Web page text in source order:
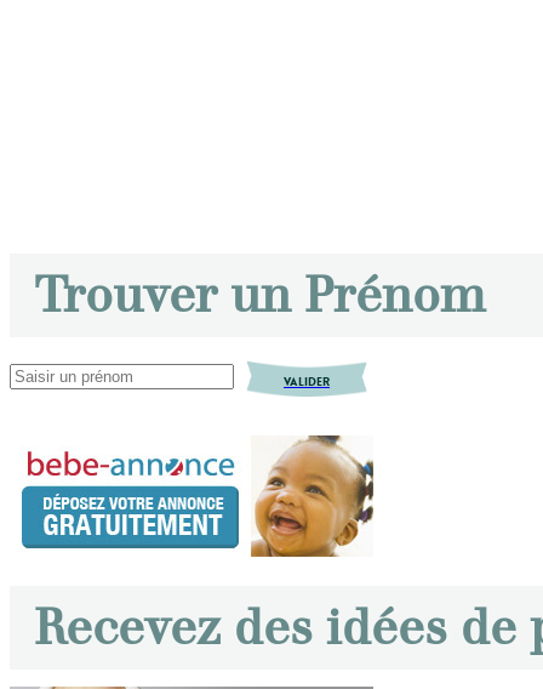
Trouver un Prénom
VALIDER
Recevez des idées